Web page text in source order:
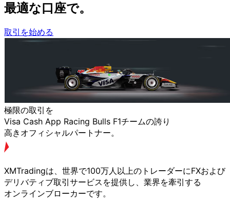
最適な口座で。
取引を始める
極限の取引を
Visa Cash App Racing Bulls F1チームの誇り
高きオフィシャルパートナー。
XMTradingは、 世界で100万人以上の トレーダーにFXおよび
デリバティブ取引サービスを提供し、 業界を牽引する
オンラインブローカーです。